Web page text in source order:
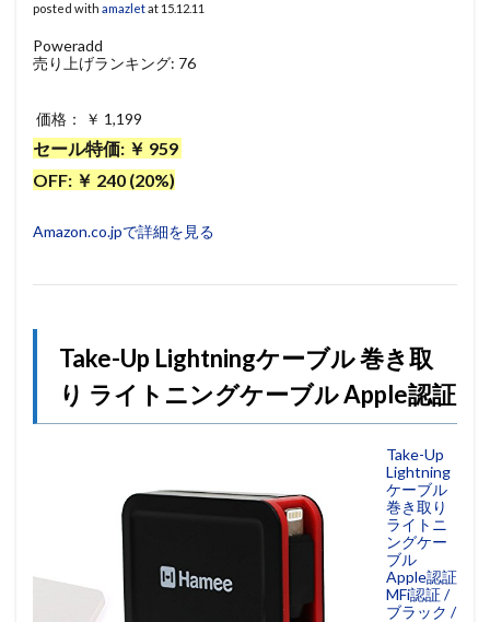
posted with amazletat 15.12.11
Poweradd
売り上げランキング: 76
価格： ￥ 1,199
セール特価: ￥ 959
OFF: ￥ 240 (20%)
Amazon.co.jpで詳細を見る
Take-Up Lightningケーブル 巻き取
り ライトニングケーブル Apple認証
Take-Up
Lightning
ケーブル
巻き取り
ライトニ
ングケー
ブル
Apple認証
MFi認証 /
ブラック /